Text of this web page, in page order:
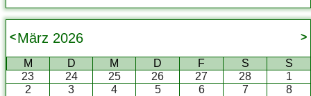
März 2026
< >
M D M D F S
S
23
24 25 26 27 28
1
2
3 4 5 6 7
8